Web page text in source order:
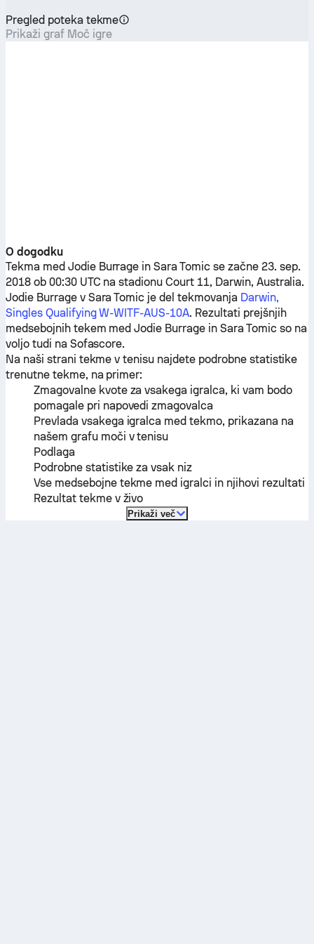
Pregled poteka tekme
Prikaži graf Moč igre
O dogodku
Tekma med Jodie Burrage inSara Tomic se začne 23. sep.
2018 ob 00:30 UTC na stadionu Court 11, Darwin, Australia.
Jodie Burragev Sara Tomic je del tekmovanja Darwin,
Singles Qualifying W-WITF-AUS-10A. Rezultati prejšnjih
medsebojnih tekem medJodie Burrage in Sara Tomicso na
voljo tudi na Sofascore.
Na naši strani tekme v tenisu najdete podrobne statistike
trenutne tekme, na primer:
Zmagovalne kvote za vsakega igralca, ki vam bodo
pomagale pri napovedi zmagovalca
Prevlada vsakega igralca med tekmo, prikazana na
našem grafu moči v tenisu
Podlaga
Podrobne statistike za vsak niz
Vse medsebojne tekme med igralci in njihovi rezultati
Rezultat tekme v živo
Prikaži več